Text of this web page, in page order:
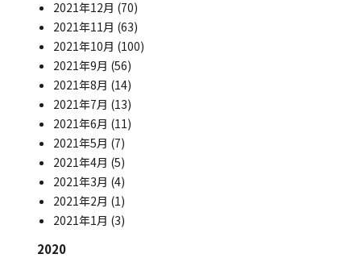
2021年12月 (70)
2021年11月 (63)
2021年10月 (100)
2021年9月 (56)
2021年8月 (14)
2021年7月 (13)
2021年6月 (11)
2021年5月 (7)
2021年4月 (5)
2021年3月 (4)
2021年2月 (1)
2021年1月 (3)
2020